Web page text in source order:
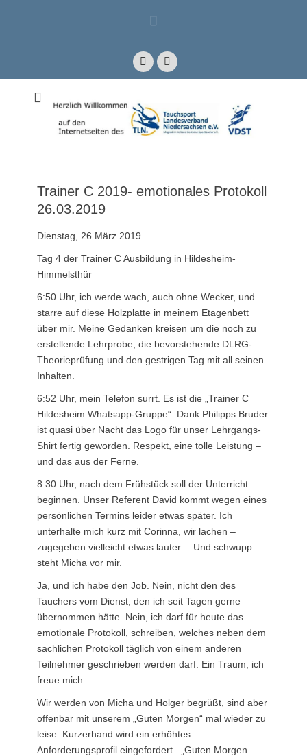
FacebookE-
Mail
Tauchsport
Landesverband
Trainer C 2019- emotionales Protokoll
26.03.2019
Dienstag, 26.März 2019
Tag 4 der Trainer C Ausbildung in Hildesheim-
Himmelsthür
6:50 Uhr, ich werde wach, auch ohne Wecker, und
starre auf diese Holzplatte in meinem Etagenbett
über mir. Meine Gedanken kreisen um die noch zu
erstellende Lehrprobe, die bevorstehende DLRG-
Theorieprüfung und den gestrigen Tag mit all seinen
Inhalten.
6:52 Uhr, mein Telefon surrt. Es ist die „Trainer C
Hildesheim Whatsapp-Gruppe“. Dank Philipps Bruder
ist quasi über Nacht das Logo für unser Lehrgangs-
Shirt fertig geworden. Respekt, eine tolle Leistung –
und das aus der Ferne.
8:30 Uhr, nach dem Frühstück soll der Unterricht
beginnen. Unser Referent David kommt wegen eines
persönlichen Termins leider etwas später. Ich
unterhalte mich kurz mit Corinna, wir lachen –
zugegeben vielleicht etwas lauter… Und schwupp
steht Micha vor mir.
Ja, und ich habe den Job. Nein, nicht den des
Tauchers vom Dienst, den ich seit Tagen gerne
übernommen hätte. Nein, ich darf für heute das
emotionale Protokoll, schreiben, welches neben dem
sachlichen Protokoll täglich von einem anderen
Teilnehmer geschrieben werden darf. Ein Traum, ich
freue mich.
Wir werden von Micha und Holger begrüßt, sind aber
offenbar mit unserem „Guten Morgen“ mal wieder zu
leise. Kurzerhand wird ein erhöhtes
Anforderungsprofil eingefordert. „Guten Morgen